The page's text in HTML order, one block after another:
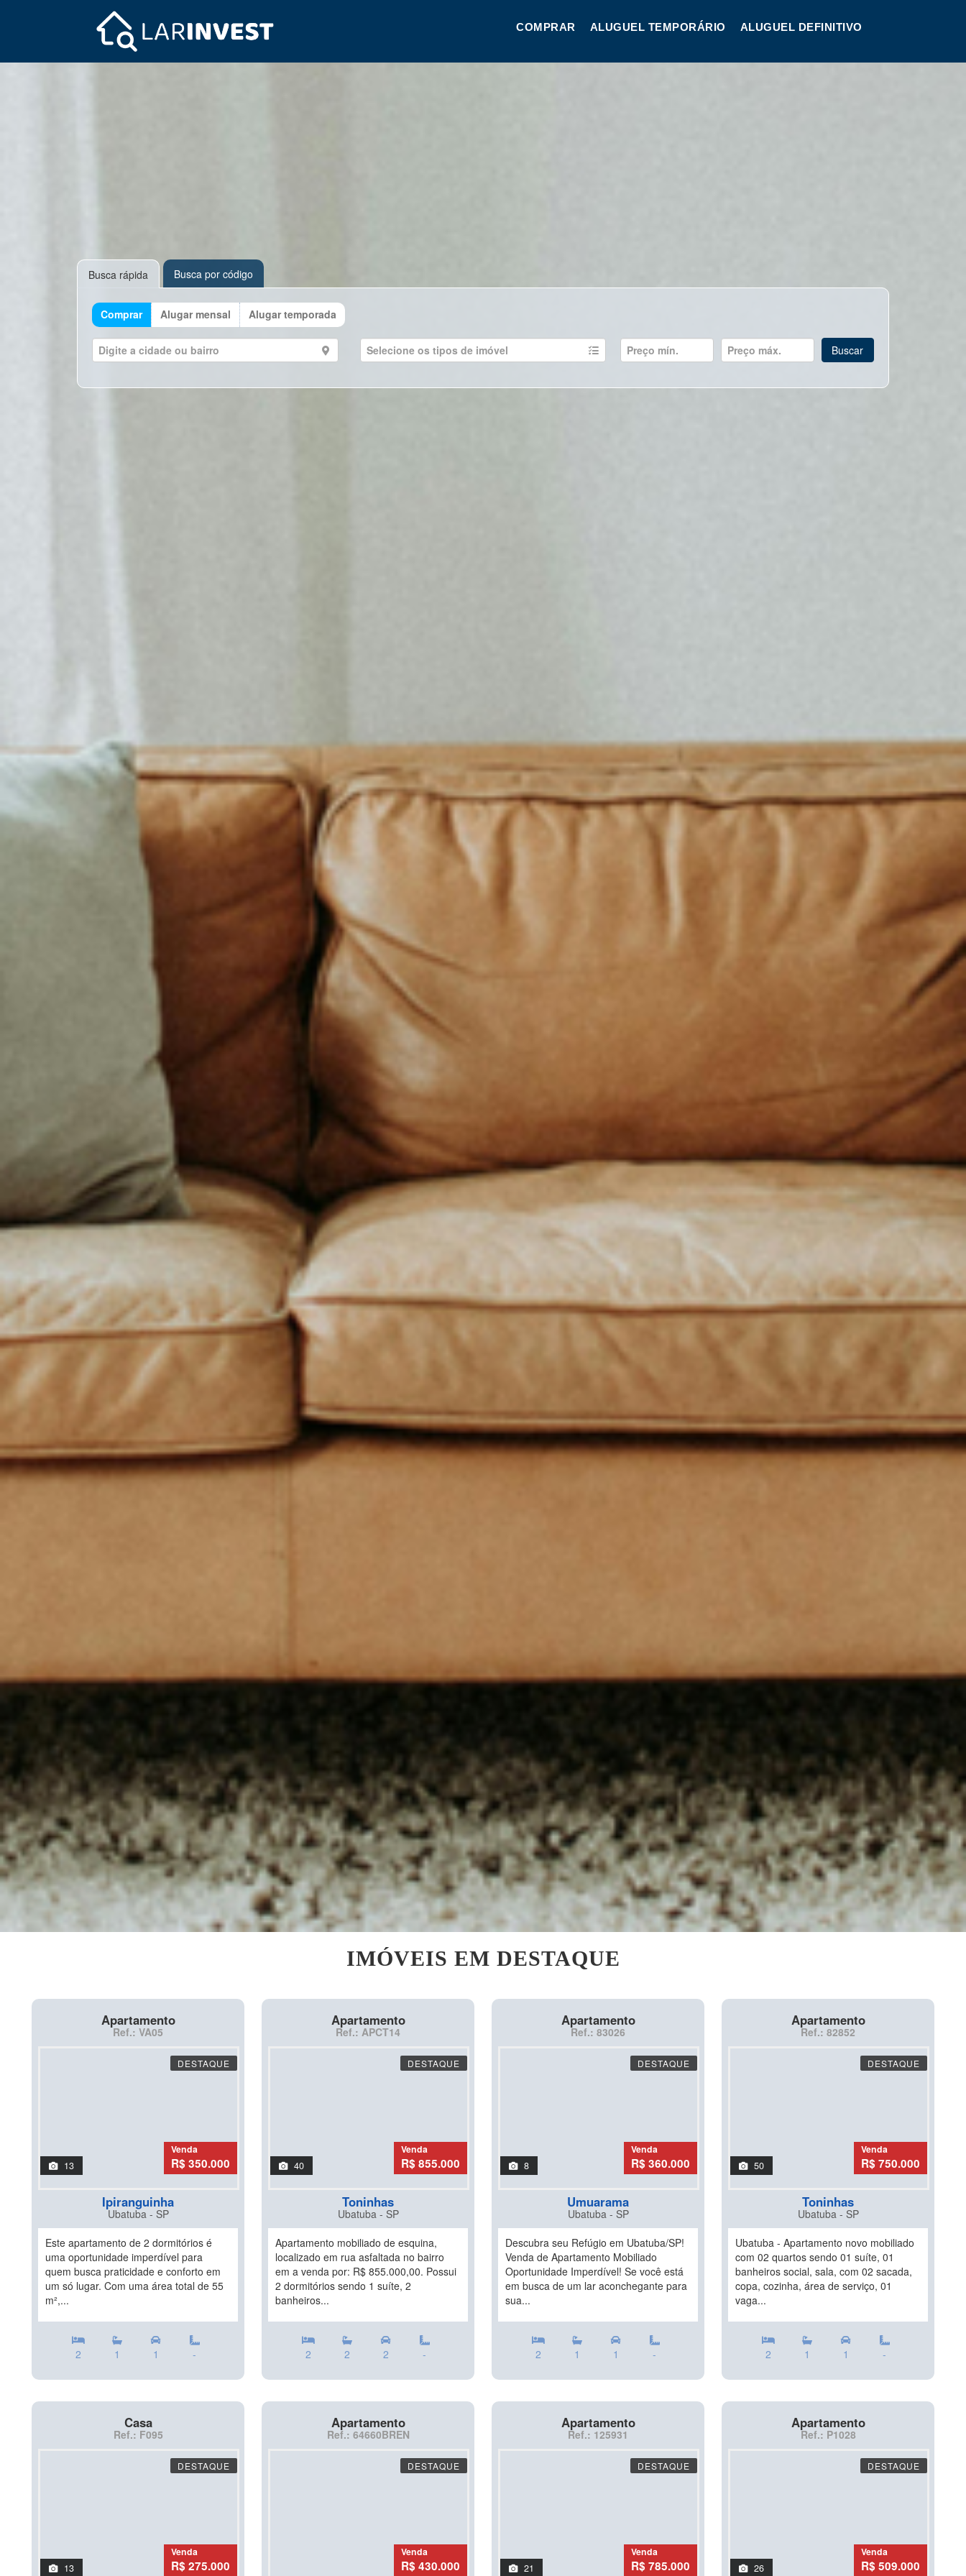
COMPRAR ALUGUEL TEMPORÁRIO ALUGUEL DEFINITIVO
Busca rápida Busca por código
Comprar Alugar mensal Alugar temporada
IMÓVEIS EM DESTAQUE
Apartamento
Ref.: VA05
DESTAQUE
13
Venda
R$ 350.000
Ipiranguinha
Ubatuba - SP
Este apartamento de 2 dormitórios é
uma oportunidade imperdível para
quem busca praticidade e conforto em
um só lugar. Com uma área total de 55
m²,...
2 1 1 -
Apartamento
Ref.: APCT14
DESTAQUE
40
Venda
R$ 855.000
Toninhas
Ubatuba - SP
Apartamento mobiliado de esquina,
localizado em rua asfaltada no bairro
em a venda por: R$ 855.000,00. Possui
2 dormitórios sendo 1 suíte, 2
banheiros...
2 2 2 -
Apartamento
Ref.: 83026
DESTAQUE
8
Venda
R$ 360.000
Umuarama
Ubatuba - SP
Descubra seu Refúgio em Ubatuba/SP!
Venda de Apartamento Mobiliado
Oportunidade Imperdível! Se você está
em busca de um lar aconchegante para
sua...
2 1 1 -
Apartamento
Ref.: 82852
DESTAQUE
50
Venda
R$ 750.000
Toninhas
Ubatuba - SP
Ubatuba - Apartamento novo mobiliado
com 02 quartos sendo 01 suíte, 01
banheiros social, sala, com 02 sacada,
copa, cozinha, área de serviço, 01
vaga...
2 1 1 -
Casa
Ref.: F095
DESTAQUE
13
Venda
R$ 275.000
Apartamento
Ref.: 64660BREN
DESTAQUE
Venda
R$ 430.000
Apartamento
Ref.: 125931
DESTAQUE
21
Venda
R$ 785.000
Apartamento
Ref.: P1028
DESTAQUE
26
Venda
R$ 509.000